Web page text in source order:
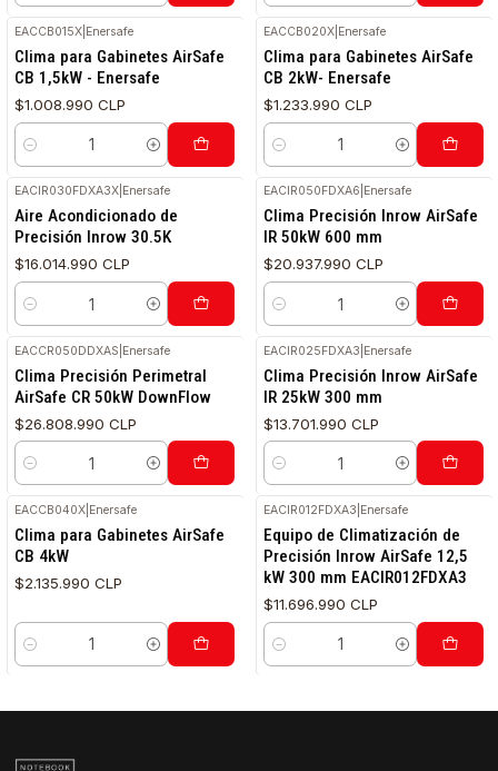
EACCB015X Enersafe
Clima para Gabinetes AirSafe
CB 1,5kW - Enersafe
$1.008.990 CLP
Cantidad
EACCB020X Enersafe
Clima para Gabinetes AirSafe
CB 2kW- Enersafe
$1.233.990 CLP
Cantidad
EACIR030FDXA3X Enersafe
Aire Acondicionado de
Precisión Inrow 30.5K
$16.014.990 CLP
Cantidad
EACIR050FDXA6 Enersafe
Clima Precisión Inrow AirSafe
IR 50kW 600 mm
$20.937.990 CLP
Cantidad
EACCR050DDXAS Enersafe
Clima Precisión Perimetral
AirSafe CR 50kW DownFlow
$26.808.990 CLP
Cantidad
EACIR025FDXA3 Enersafe
Clima Precisión Inrow AirSafe
IR 25kW 300 mm
$13.701.990 CLP
Cantidad
EACCB040X Enersafe
Clima para Gabinetes AirSafe
CB 4kW
$2.135.990 CLP
Cantidad
EACIR012FDXA3 Enersafe
Equipo de Climatización de
Precisión Inrow AirSafe 12,5
kW 300 mm EACIR012FDXA3
$11.696.990 CLP
Cantidad